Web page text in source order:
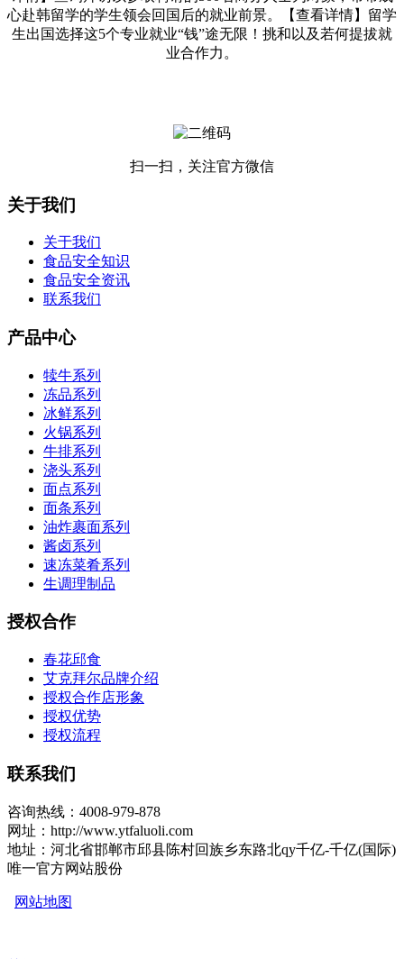
心赴韩留学的学生领会回国后的就业前景。【查看详情】留学
生出国选择这5个专业就业“钱”途无限！挑和以及若何提拔就
业合作力。
扫一扫，关注官方微信
关于我们
关于我们
食品安全知识
食品安全资讯
联系我们
产品中心
犊牛系列
冻品系列
冰鲜系列
火锅系列
牛排系列
浇头系列
面点系列
面条系列
油炸裹面系列
酱卤系列
速冻菜肴系列
生调理制品
授权合作
春花邱食
艾克拜尔品牌介绍
授权合作店形象
授权优势
授权流程
联系我们
咨询热线：4008-979-878
网址：http://www.ytfaluoli.com
地址：河北省邯郸市邱县陈村回族乡东路北qy千亿-千亿(国际)
唯一官方网站股份
网站地图